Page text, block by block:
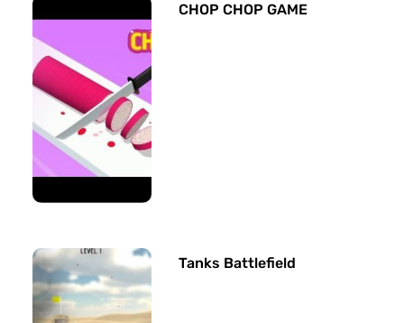
CHOP CHOP GAME
Tanks Battlefield